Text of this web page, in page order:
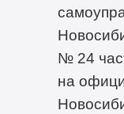
№ 24
на